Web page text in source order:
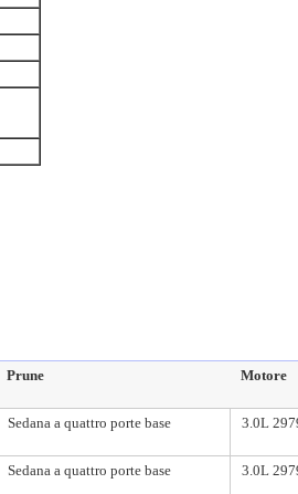
Prune Motore
Sedana a quattro porte base 3.0L
Sedana a quattro porte base 3.0L